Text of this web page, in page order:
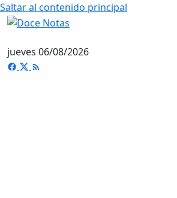
Saltar al contenido principal
jueves 06/08/2026